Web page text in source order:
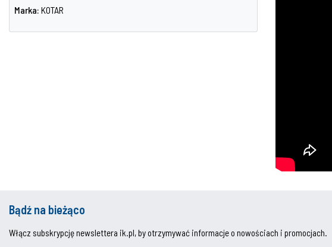
Marka: KOTAR
Bądź na bieżąco
Włącz subskrypcję newslettera ik.pl, by otrzymywać informacje o nowościach i promocjach.